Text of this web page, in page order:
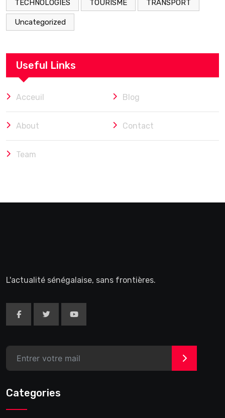
TECHNOLOGIES TOURISME TRANSPORT
Uncategorized
Useful Links
Acceuil Blog
About Contact
Team
L'actualité sénégalaise, sans frontières.
>
Categories